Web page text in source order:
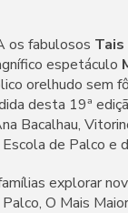
os fabulosos Tais
espetáculo
orelhudo sem
desta 19ª
Bacalhau,
de Palco e
explorar
O Mais